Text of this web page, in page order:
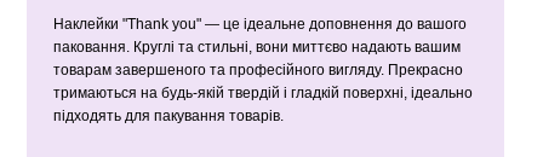
Наклейки "Thank you" — це ідеальне доповнення до вашого
паковання. Круглі та стильні, вони миттєво надають вашим
товарам завершеного та професійного вигляду. Прекрасно
тримаються на будь-якій твердій і гладкій поверхні, ідеально
підходять для пакування товарів.